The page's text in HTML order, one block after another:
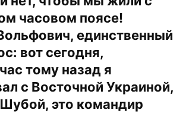
часовом поясе!
единственный
вот сегодня,
тому назад я
с Восточной Украиной,
это командир